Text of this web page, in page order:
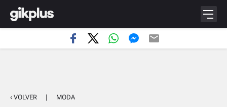
‹ VOLVER | MODA